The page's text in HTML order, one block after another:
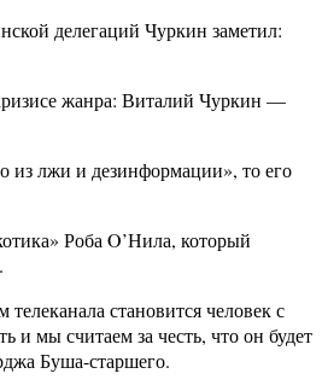
делегаций Чуркин заметил:
жанра: Виталий Чуркин —
из лжи и дезинформации», то его
Роба O’Нила, который
становится человек с
и мы считаем за честь, что он будет
Буша-старшего.